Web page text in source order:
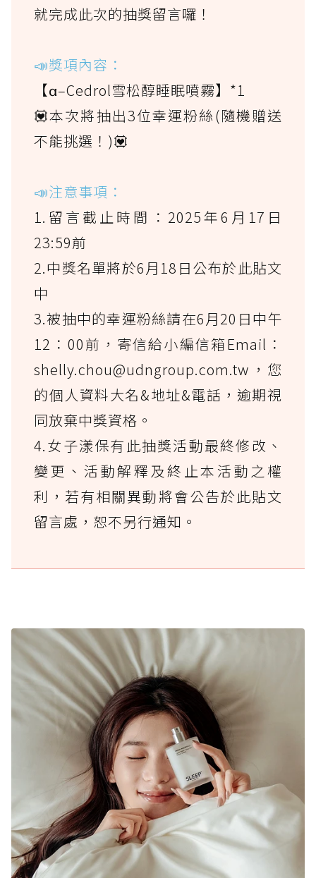
就完成此次的抽獎留言囉！
📣獎項內容：
【α–Cedrol雪松醇睡眠噴霧】*1
💟本次將抽出3位幸運粉絲(隨機贈送
不能挑選！)💟
📣注意事項：
1.留言截止時間：2025年6月17日
23:59前
2.中獎名單將於6月18日公布於此貼文
中
3.被抽中的幸運粉絲請在6月20日中午
12：00前，寄信給小編信箱Email：
shelly.chou@udngroup.com.tw，您
的個人資料大名&地址&電話，逾期視
同放棄中獎資格。
4.女子漾保有此抽獎活動最終修改、
變更、活動解釋及終止本活動之權
利，若有相關異動將會公告於此貼文
留言處，恕不另行通知。